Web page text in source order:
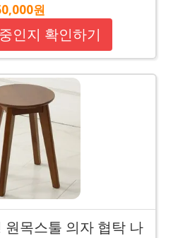
원
인지 확인하기
원목스툴 의자 협탁 나